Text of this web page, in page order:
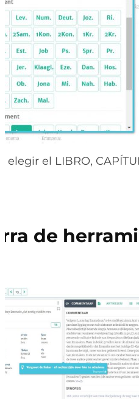
elegir el LIBRO,
de